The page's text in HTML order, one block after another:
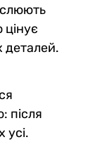
цінує
деталей.
після
усі.